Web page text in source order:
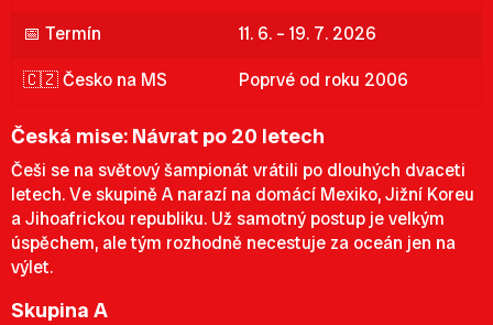
📅 Termín
11. 6. – 19. 7. 2026
🇨🇿 Česko na MS
Poprvé od roku 2006
Česká mise: Návrat po 20 letech
Češi se na světový šampionát vrátili po dlouhých dvaceti
letech. Ve skupině A narazí na domácí Mexiko, Jižní Koreu
a Jihoafrickou republiku. Už samotný postup je velkým
úspěchem, ale tým rozhodně necestuje za oceán jen na
výlet.
Skupina A